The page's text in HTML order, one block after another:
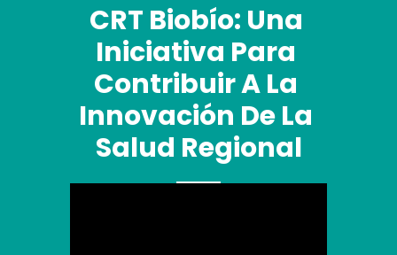
CRT Biobío: Una
Iniciativa Para
Contribuir A La
Innovación De La
Salud Regional